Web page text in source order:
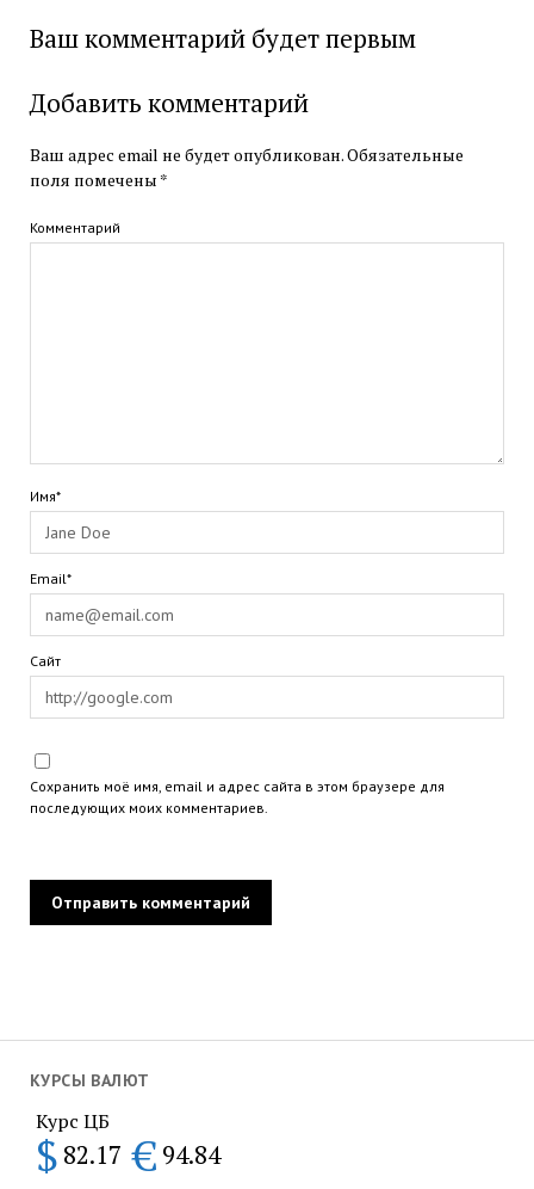
КУРСЫ ВАЛЮТ
Курс ЦБ
$ 82.17 € 94.84
Ваш комментарий будет первым
Добавить комментарий
Ваш адрес email не будет опубликован.Обязательные
поля помечены *
Комментарий
Имя*
Email*
Сайт
Сохранить моё имя, email и адрес сайта в этом браузере для
последующих моих комментариев.